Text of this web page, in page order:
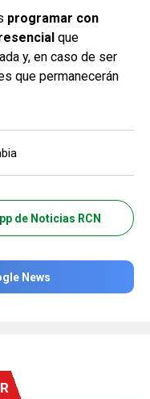
programar con
que
y, en caso de ser
que permanecerán
de Noticias RCN
News